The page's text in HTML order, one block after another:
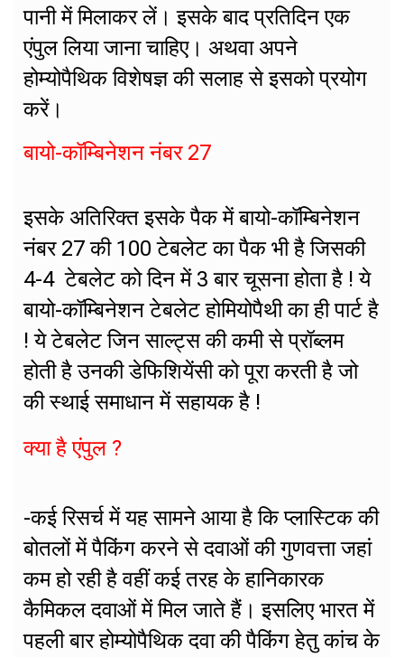
पानी में मिलाकर लें। इसके बाद प्रतिदिन एक
एंपुल लिया जाना चाहिए। अथवा अपने
होम्योपैथिक विशेषज्ञ की सलाह से इसको प्रयोग
करें।
बायो-कॉम्बिनेशन नंबर 27
इसके अतिरिक्त इसके पैक में बायो-कॉम्बिनेशन
नंबर 27 की 100 टेबलेट का पैक भी है जिसकी
4-4 टेबलेट को दिन में 3 बार चूसना होता है ! ये
बायो-कॉम्बिनेशन टेबलेट होमियोपैथी का ही पार्ट है
! ये टेबलेट जिन साल्ट्स की कमी से प्रॉब्लम
होती है उनकी डेफिशियेंसी को पूरा करती है जो
की स्थाई समाधान में सहायक है !
क्या है एंपुल ?
-कई रिसर्च में यह सामने आया है कि प्लास्टिक की
बोतलों में पैकिंग करने से दवाओं की गुणवत्ता जहां
कम हो रही है वहीं कई तरह के हानिकारक
कैमिकल दवाओं में मिल जाते हैं। इसलिए भारत में
पहली बार होम्योपैथिक दवा की पैकिंग हेतु कांच के